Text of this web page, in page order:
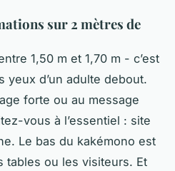
sur 2 mètres de
1,50 m et 1,70 m - c’est
yeux d’un adulte debout.
forte ou au message
vous à l’essentiel : site
Le bas du kakémono est
tables ou les visiteurs. Et